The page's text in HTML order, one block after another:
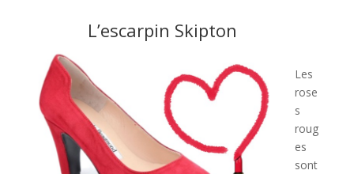
L’escarpin Skipton
Les
rose
s
roug
es
sont